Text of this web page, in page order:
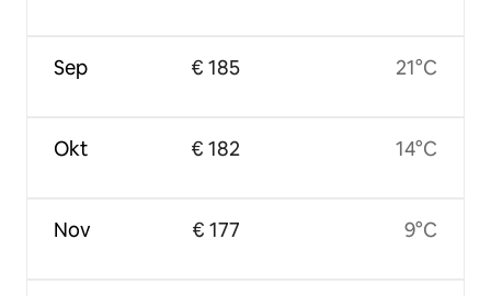
Sep
Okt
Nov
€ 185
€ 182
€ 177
21°C
14°C
9°C